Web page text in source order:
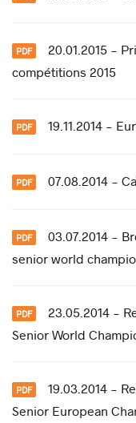
20.01.2015 -
compétitions 2015
19.11.2014 -
07.08.2014 -
03.07.2014 -
senior world
23.05.2014 -
Senior World
19.03.2014 -
Senior European